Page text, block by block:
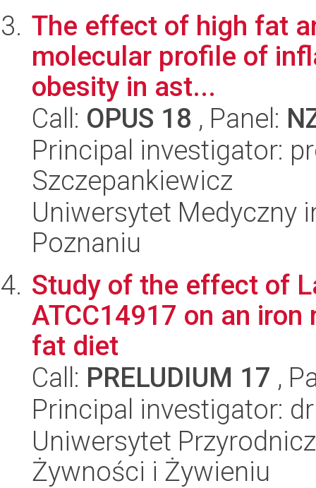
The effect of high fat
molecular profile of
obesity in ast...
Call: OPUS 18 , Panel:
Principal investigator:
Szczepankiewicz
Uniwersytet Medyczny
Poznaniu
Study of the effect of
ATCC14917 on an
fat diet
Call: PRELUDIUM 17 ,
Principal investigator:
Uniwersytet
Żywności i Żywieniu